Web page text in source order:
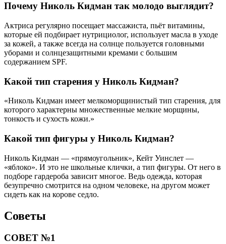
Почему Николь Кидман так молодо выглядит?
Актриса регулярно посещает массажиста, пьёт витамины,
которые ей подбирает нутрициолог, использует масла в уходе
за кожей, а также всегда на солнце пользуется головными
уборами и солнцезащитными кремами с большим
содержанием SPF.
Какой тип старения у Николь Кидман?
«Николь Кидман имеет мелкоморщинистый тип старения, для
которого характерны множественные мелкие морщины,
тонкость и сухость кожи.»
Какой тип фигуры у Николь Кидман?
Николь Кидман — «прямоугольник», Кейт Уинслет —
«яблоко». И это не школьные клички, а тип фигуры. От него в
подборе гардероба зависит многое. Ведь одежда, которая
безупречно смотрится на одном человеке, на другом может
сидеть как на корове седло.
Советы
СОВЕТ №1